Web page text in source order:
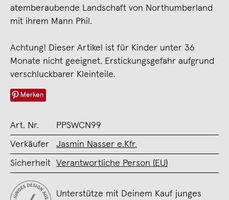
atemberaubende Landschaft von Northumberland
mit ihrem Mann Phil.
Achtung! Dieser Artikel ist für Kinder unter 36
Monate nicht geeignet. Erstickungsgefahr aufgrund
verschluckbarer Kleinteile.
Merken
Art. Nr. PPSWCN99
Verkäufer Jasmin Nasser e.Kfr.
Sicherheit Verantwortliche Person (EU)
Unterstütze mit Deinem Kauf junges